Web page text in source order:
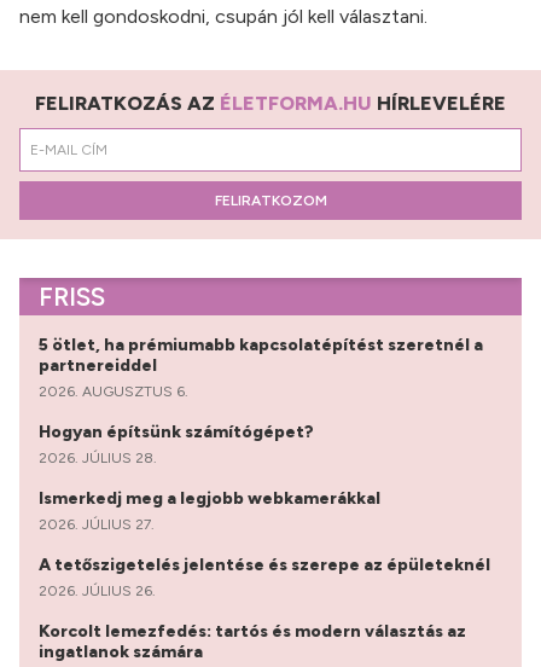
nem kell gondoskodni, csupán jól kell választani.
FELIRATKOZÁS AZ ÉLETFORMA.HU HÍRLEVELÉRE
FELIRATKOZOM
FRISS
5 ötlet, ha prémiumabb kapcsolatépítést szeretnél a
partnereiddel
2026. AUGUSZTUS 6.
Hogyan építsünk számítógépet?
2026. JÚLIUS 28.
Ismerkedj meg a legjobb webkamerákkal
2026. JÚLIUS 27.
A tetőszigetelés jelentése és szerepe az épületeknél
2026. JÚLIUS 26.
Korcolt lemezfedés: tartós és modern választás az
ingatlanok számára